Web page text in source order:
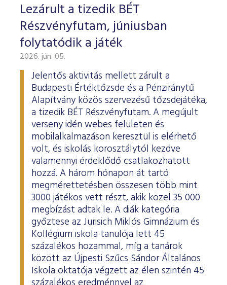
Lezárult a tizedik BÉT
Részvényfutam, júniusban
folytatódik a játék
2026. jún. 05.
Jelentős aktivitás mellett zárult a
Budapesti Értéktőzsde és a Pénziránytű
Alapítvány közös szervezésű tőzsdejátéka,
a tizedik BÉT Részvényfutam. A megújult
verseny idén webes felületen és
mobilalkalmazáson keresztül is elérhető
volt, és iskolás korosztálytól kezdve
valamennyi érdeklődő csatlakozhatott
hozzá. A három hónapon át tartó
megmérettetésben összesen több mint
3000 játékos vett részt, akik közel 35 000
megbízást adtak le. A diák kategória
győztese az Jurisich Miklós Gimnázium és
Kollégium iskola tanulója lett 45
százalékos hozammal, míg a tanárok
között az Újpesti Szűcs Sándor Általános
Iskola oktatója végzett az élen szintén 45